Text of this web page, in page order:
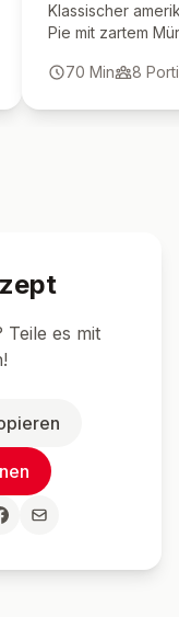
Klassischer
Pie mit zartem
perfekt für
70 Min 8
Teile es mit